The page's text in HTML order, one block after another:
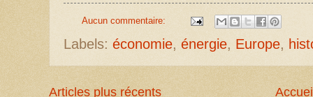
Aucun commentaire:
Labels: économie, énergie, Europe,
Articles plus récents